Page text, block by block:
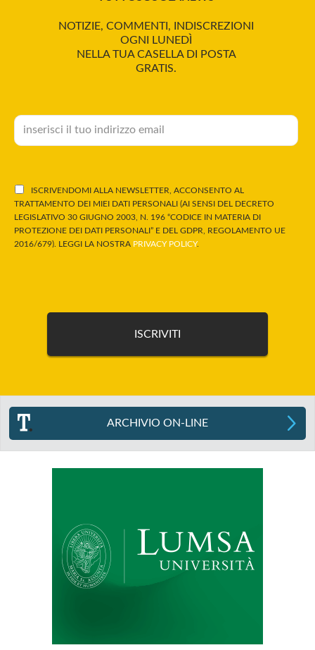
NOTIZIE, COMMENTI, INDISCREZIONI
OGNI LUNEDÌ
NELLA TUA CASELLA DI POSTA
GRATIS.
ISCRIVENDOMI ALLA NEWSLETTER, ACCONSENTO AL
TRATTAMENTO DEI MIEI DATI PERSONALI (AI SENSI DEL DECRETO
LEGISLATIVO 30 GIUGNO 2003, N. 196 “CODICE IN MATERIA DI
PROTEZIONE DEI DATI PERSONALI” E DEL GDPR, REGOLAMENTO UE
2016/679). LEGGI LA NOSTRA PRIVACY POLICY.
ARCHIVIO ON-LINE